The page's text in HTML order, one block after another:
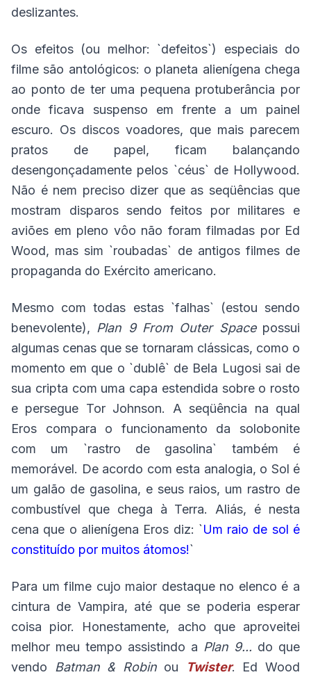
deslizantes.
Os efeitos (ou melhor: `defeitos`) especiais do
filme são antológicos: o planeta alienígena chega
ao ponto de ter uma pequena protuberância por
onde ficava suspenso em frente a um painel
escuro. Os discos voadores, que mais parecem
pratos de papel, ficam balançando
desengonçadamente pelos `céus` de Hollywood.
Não é nem preciso dizer que as seqüências que
mostram disparos sendo feitos por militares e
aviões em pleno vôo não foram filmadas por Ed
Wood, mas sim `roubadas` de antigos filmes de
propaganda do Exército americano.
Mesmo com todas estas `falhas` (estou sendo
benevolente), Plan 9 From Outer Spacepossui
algumas cenas que se tornaram clássicas, como o
momento em que o `dublê` de Bela Lugosi sai de
sua cripta com uma capa estendida sobre o rosto
e persegue Tor Johnson. A seqüência na qual
Eros compara o funcionamento da solobonite
com um `rastro de gasolina` também é
memorável. De acordo com esta analogia, o Sol é
um galão de gasolina, e seus raios, um rastro de
combustível que chega à Terra. Aliás, é nesta
cena que o alienígena Eros diz: `Um raio de sol é
constituído por muitos átomos!`
Para um filme cujo maior destaque no elenco é a
cintura de Vampira, até que se poderia esperar
coisa pior. Honestamente, acho que aproveitei
melhor meu tempo assistindo a Plan 9... do que
vendo
Batman & Robinou Twister. Ed Wood